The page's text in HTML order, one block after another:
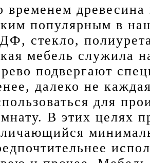
временем древесина
популярным в
стекло,
мебель служила
подвергают
далеко не
для
В этих целях